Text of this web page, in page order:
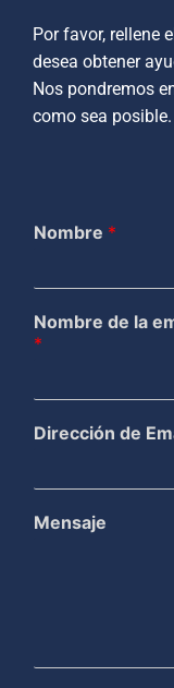
Por favor, rellene
desea obtener
Nos pondremos
como sea posible.
Nombre *
Nombre de la
*
Dirección de
Mensaje